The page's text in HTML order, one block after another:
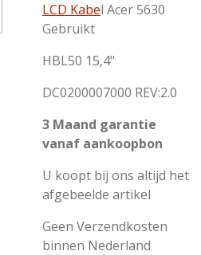
LCD Kabel Acer 5630
Gebruikt
HBL50 15,4"
DC0200007000 REV:2.0
3 Maand garantie
vanaf aankoopbon
U koopt bij ons altijd het
afgebeelde artikel
Geen Verzendkosten
binnen Nederland